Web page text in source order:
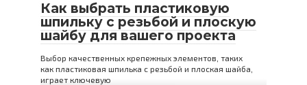
Как выбрать пластиковую
шпильку с резьбой и плоскую
шайбу для вашего проекта
Выбор качественных крепежных элементов, таких
как пластиковая шпилька с резьбой и плоская шайба,
играет ключевую